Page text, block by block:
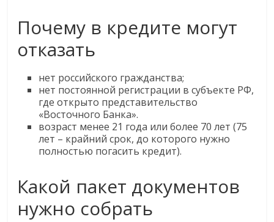
Почему в кредите могут
отказать
нет российского гражданства;
нет постоянной регистрации в субъекте РФ,
где открыто представительство
«Восточного Банка».
возраст менее 21 года или более 70 лет (75
лет – крайний срок, до которого нужно
полностью погасить кредит).
Какой пакет документов
нужно собрать